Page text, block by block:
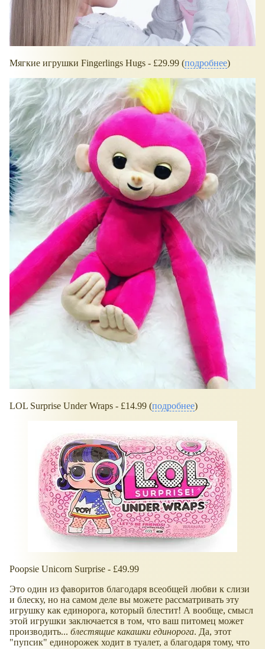
Мягкие игрушки Fingerlings Hugs - £29.99 (подробнее)
LOL Surprise Under Wraps - £14.99 (подробнее)
Poopsie Unicorn Surprise - £49.99
Это один из фаворитов благодаря всеобщей любви к слизи
и блеску, но на самом деле вы можете рассматривать эту
игрушку как единорога, который блестит! А вообще, смысл
этой игрушки заключается в том, что ваш питомец может
производить... блестящие какашки единорога. Да, этот
"пупсик" единорожек ходит в туалет, а благодаря тому, что